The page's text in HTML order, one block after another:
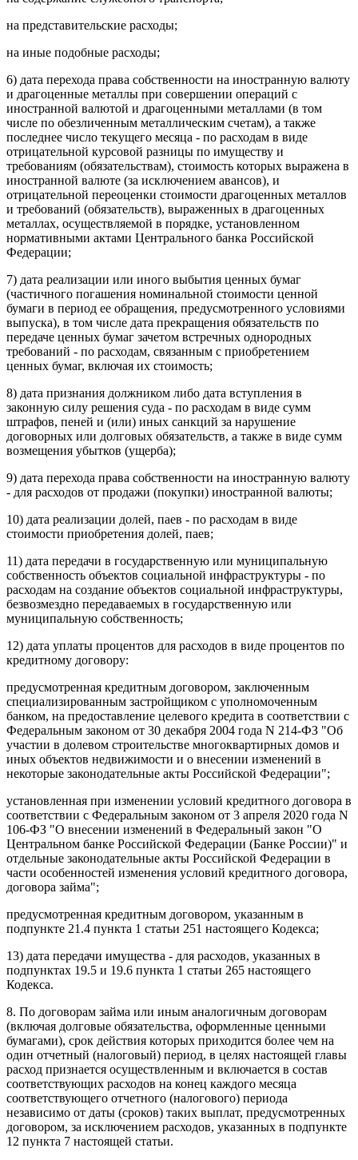
на представительские расходы;
на иные подобные расходы;
6) дата перехода права собственности на иностранную валюту
и драгоценные металлы при совершении операций с
иностранной валютой и драгоценными металлами (в том
числе по обезличенным металлическим счетам), а также
последнее число текущего месяца - по расходам в виде
отрицательной курсовой разницы по имуществу и
требованиям (обязательствам), стоимость которых выражена в
иностранной валюте (за исключением авансов), и
отрицательной переоценки стоимости драгоценных металлов
и требований (обязательств), выраженных в драгоценных
металлах, осуществляемой в порядке, установленном
нормативными актами Центрального банка Российской
Федерации;
7) дата реализации или иного выбытия ценных бумаг
(частичного погашения номинальной стоимости ценной
бумаги в период ее обращения, предусмотренного условиями
выпуска), в том числе дата прекращения обязательств по
передаче ценных бумаг зачетом встречных однородных
требований - по расходам, связанным с приобретением
ценных бумаг, включая их стоимость;
8) дата признания должником либо дата вступления в
законную силу решения суда - по расходам в виде сумм
штрафов, пеней и (или) иных санкций за нарушение
договорных или долговых обязательств, а также в виде сумм
возмещения убытков (ущерба);
9) дата перехода права собственности на иностранную валюту
- для расходов от продажи (покупки) иностранной валюты;
10) дата реализации долей, паев - по расходам в виде
стоимости приобретения долей, паев;
11) дата передачи в государственную или муниципальную
собственность объектов социальной инфраструктуры - по
расходам на создание объектов социальной инфраструктуры,
безвозмездно передаваемых в государственную или
муниципальную собственность;
12) дата уплаты процентов для расходов в виде процентов по
кредитному договору:
предусмотренная кредитным договором, заключенным
специализированным застройщиком с уполномоченным
банком, на предоставление целевого кредита в соответствии с
Федеральным законом от 30 декабря 2004 года N 214-ФЗ "Об
участии в долевом строительстве многоквартирных домов и
иных объектов недвижимости и о внесении изменений в
некоторые законодательные акты Российской Федерации";
установленная при изменении условий кредитного договора в
соответствии с Федеральным законом от 3 апреля 2020 года N
106-ФЗ "О внесении изменений в Федеральный закон "О
Центральном банке Российской Федерации (Банке России)" и
отдельные законодательные акты Российской Федерации в
части особенностей изменения условий кредитного договора,
договора займа";
предусмотренная кредитным договором, указанным в
подпункте 21.4 пункта 1 статьи 251 настоящего Кодекса;
13) дата передачи имущества - для расходов, указанных в
подпунктах 19.5 и 19.6 пункта 1 статьи 265 настоящего
Кодекса.
8. По договорам займа или иным аналогичным договорам
(включая долговые обязательства, оформленные ценными
бумагами), срок действия которых приходится более чем на
один отчетный (налоговый) период, в целях настоящей главы
расход признается осуществленным и включается в состав
соответствующих расходов на конец каждого месяца
соответствующего отчетного (налогового) периода
независимо от даты (сроков) таких выплат, предусмотренных
договором, за исключением расходов, указанных в подпункте
12 пункта 7 настоящей статьи.